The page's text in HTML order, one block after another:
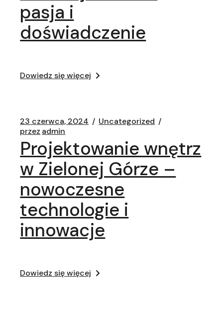
pasja i
doświadczenie
Dowiedz się więcej
23 czerwca, 2024
Uncategorized
przez admin
Projektowanie wnętrz
w Zielonej Górze –
nowoczesne
technologie i
innowacje
Dowiedz się więcej